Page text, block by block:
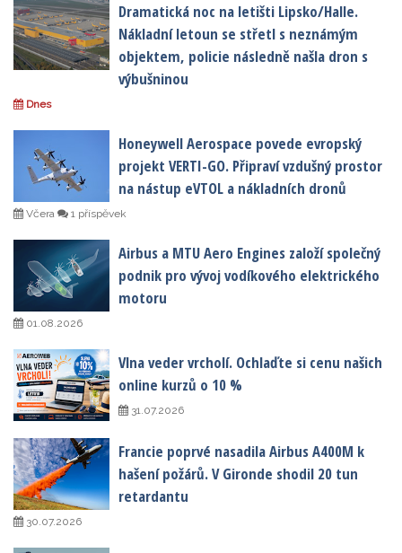
Dramatická noc na letišti Lipsko/Halle.
Nákladní letoun se střetl s neznámým
objektem, policie následně našla dron s
výbušninou
Dnes
Honeywell Aerospace povede evropský
projekt VERTI-GO. Připraví vzdušný prostor
na nástup eVTOL a nákladních dronů
Včera 1 příspěvek
Airbus a MTU Aero Engines založí společný
podnik pro vývoj vodíkového elektrického
motoru
01.08.2026
Vlna veder vrcholí. Ochlaďte si cenu našich
online kurzů o 10 %
31.07.2026
Francie poprvé nasadila Airbus A400M k
hašení požárů. V Gironde shodil 20 tun
retardantu
30.07.2026